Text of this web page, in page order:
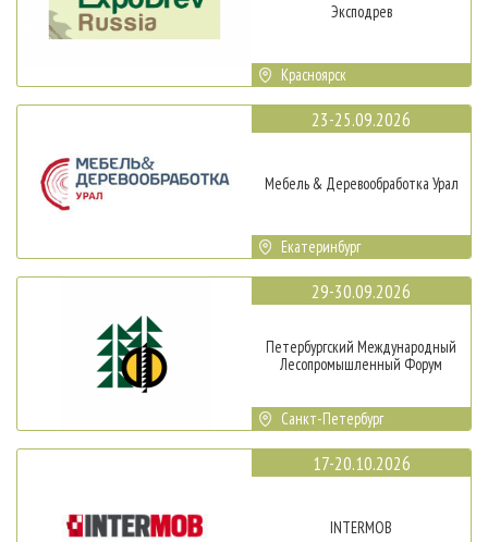
Эксподрев
Красноярск
23-25.09.2026
Мебель & Деревообработка Урал
Екатеринбург
29-30.09.2026
Петербургский Международный
Лесопромышленный Форум
Санкт-Петербург
17-20.10.2026
INTERMOB